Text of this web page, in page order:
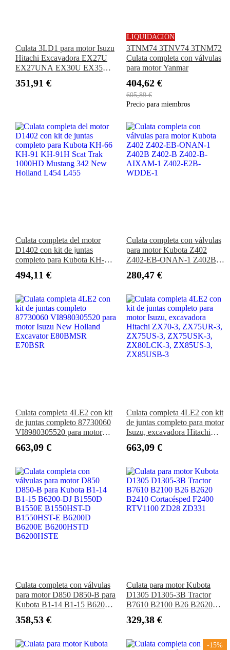
Culata 3LD1 para motor Isuzu
Hitachi Excavadora EX27U
EX27UNA EX30U EX35U
2 LX20-3 LX20SL-3
351,91 €
LIQUIDACIÓN
3TNM74 3TNV74 3TNM72
Culata completa con válvulas
para motor Yanmar
404,62 €
605,89 €
Precio para miembros
Culata completa del motor
D1402 con kit de juntas
completo para Kubota KH-66
1000HD Mustang 342 New
494,11 €
Culata completa con válvulas
para motor Kubota Z402
Z402-EB-ONAN-1 Z402B
Z402-E2B-WDDE-1
280,47 €
Culata completa 4LE2 con kit
de juntas completo 87730060
VI8980305520 para motor
E80BMSR E70BSR
663,09 €
Culata completa 4LE2 con kit
de juntas completo para motor
Isuzu, excavadora Hitachi
ZX75US-3, ZX75USK-3,
ZX85USB-3
663,09 €
Culata completa con válvulas
para motor D850 D850-B para
Kubota B1-14 B1-15 B6200-
B1550HST-D B1550HST-E
B6200HSTD B6200HSTE
358,53 €
Culata para motor Kubota
D1305 D1305-3B Tractor
B7610 B2100 B26 B2620
RTV1100 ZD28 ZD331
329,38 €
-15%